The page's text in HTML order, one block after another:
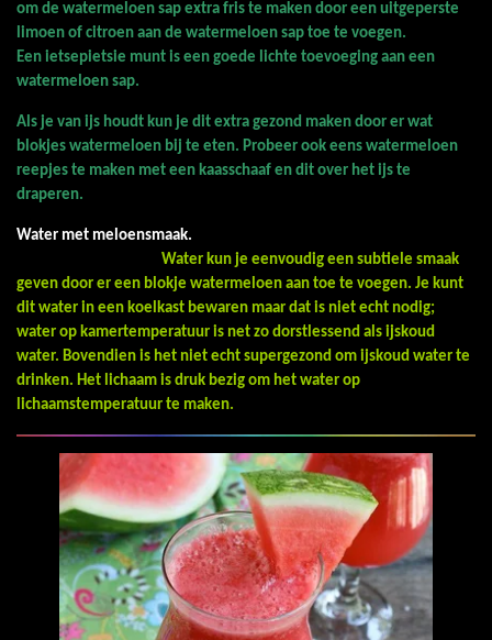
om de watermeloen sap extra fris te maken door een uitgeperste
limoen of citroen aan de watermeloen sap toe te voegen.
Een ietsepietsie munt is een goede lichte toevoeging aan een
watermeloen sap.
Als je van ijs houdt kun je dit extra gezond maken door er wat
blokjes watermeloen bij te eten. Probeer ook eens watermeloen
reepjes te maken met een kaasschaaf en dit over het ijs te
draperen.
Water met meloensmaak.
Water kun je eenvoudig een subtiele smaak
geven door er een blokje watermeloen aan toe te voegen. Je kunt
dit water in een koelkast bewaren maar dat is niet echt nodig;
water op kamertemperatuur is net zo dorstlessend als ijskoud
water. Bovendien is het niet echt supergezond om ijskoud water te
drinken. Het lichaam is druk bezig om het water op
lichaamstemperatuur te maken.